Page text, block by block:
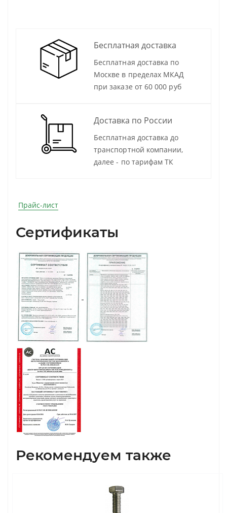
Бесплатная доставка
Бесплатная доставка по
Москве в пределах МКАД
при заказе от 60 000 руб
Доставка по России
Бесплатная доставка до
транспортной компании,
далее - по тарифам ТК
Прайс-лист
Сертификаты
Рекомендуем также